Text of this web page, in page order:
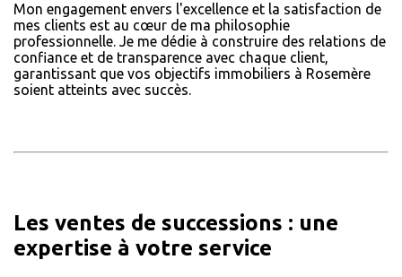
Mon engagement envers l'excellence et la satisfaction de
mes clients est au cœur de ma philosophie
professionnelle. Je me dédie à construire des relations de
confiance et de transparence avec chaque client,
garantissant que vos objectifs immobiliers à Rosemère
soient atteints avec succès.
Les ventes de successions : une
expertise à votre service